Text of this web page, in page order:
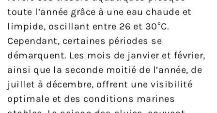
toute l’année grâce à une eau chaude et
limpide, oscillant entre 26 et 30°C.
Cependant, certaines périodes se
démarquent. Les mois de janvier et février,
ainsi que la seconde moitié de l’année, de
juillet à décembre, offrent une visibilité
optimale et des conditions marines